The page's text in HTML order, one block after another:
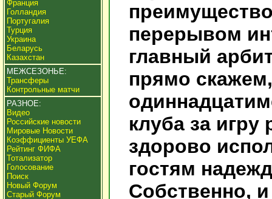
Франция
Голландия
Португалия
Турция
Украина
Беларусь
Казахстан
МЕЖСЕЗОНЬЕ:
Трансферы
Контрольные матчи
РАЗНОЕ:
Видео
Российские новости
Мировые Новости
Коэффициенты УЕФА
Рейтинг ФИФА
Тотализатор
Голосование
Поиск
Новый Форум
Старый Форум
перерывом
главный
прямо
клуба за
здорово
гостям
Собственно,